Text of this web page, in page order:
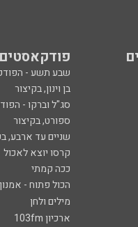
פודקאסטים
שבע תשע -
בן וינון, בקיצור
סג"ל וברקו -
ספורט, בקיצור
שניים עד ארבע,
קרסו יוצא לאכול
ככה קמתי
הכול פתוח -
מילים ולחן
ארכיון 103fm